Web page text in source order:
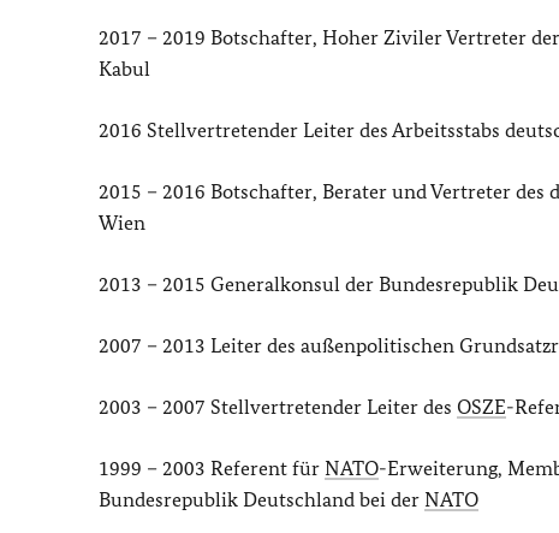
2017 – 2019 Botschafter, Hoher Ziviler Vertreter der
Kabul
2016 Stellvertretender Leiter des Arbeitsstabs
2015 – 2016 Botschafter, Berater und Vertreter des
Wien
2013 – 2015 Generalkonsul der Bundesrepublik
2007 – 2013 Leiter des außenpolitischen
2003 – 2007 Stellvertretender Leiter des OSZE-
1999 – 2003 Referent für NATO-Erweiterung,
Bundesrepublik Deutschland bei der NATO